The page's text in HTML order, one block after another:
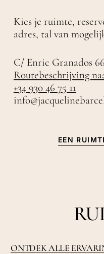
Kies je ruimte,
adres, tal van
C/ Enric Granados
Routebeschrijving
+34 930 46 75 11
EEN
ONTDEK ALLE